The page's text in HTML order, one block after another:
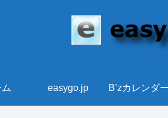
easygo.jp B’zカレンダー